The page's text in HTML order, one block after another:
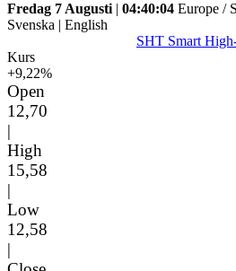
Fredag 7 Augusti | 04:40:04 Europe /
Svenska | English
SHT Smart
Kurs
+9,22%
Open
12,70
|
High
15,58
|
Low
12,58
|